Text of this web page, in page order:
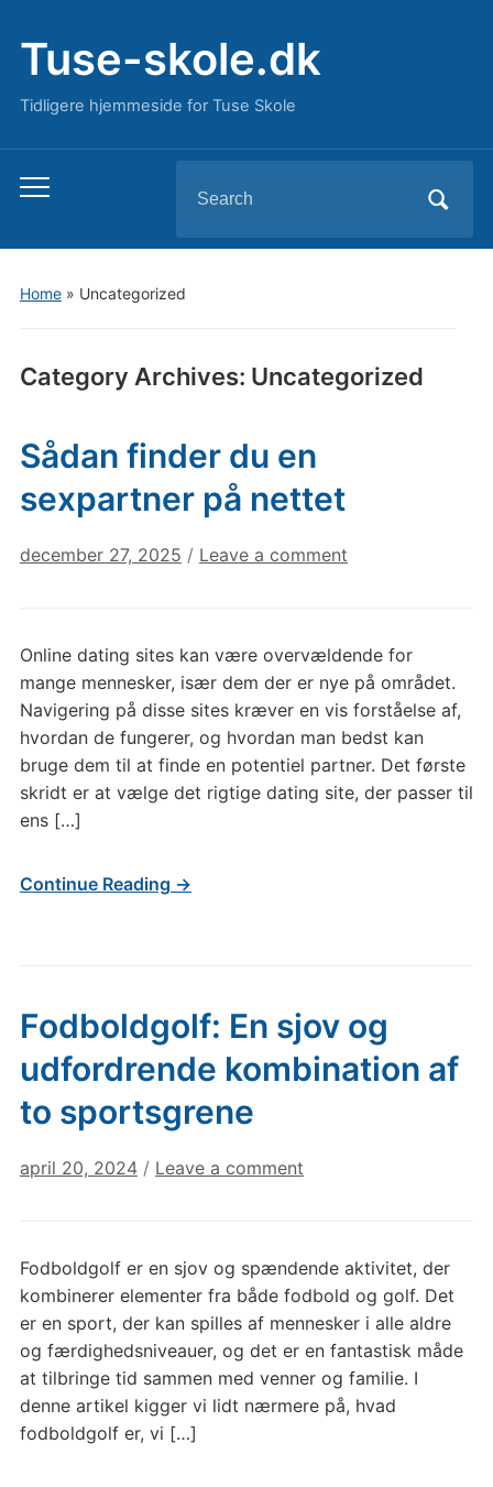
Tuse-skole.dk
Tidligere hjemmeside for Tuse Skole
Toggle
menu
for:
Home» Uncategorized
Category Archives: Uncategorized
Sådan finder du en
sexpartner på nettet
december 27, 2025 / Leave a comment
Online dating sites kan være overvældende for
mange mennesker, især dem der er nye på området.
Navigering på disse sites kræver en vis forståelse af,
hvordan de fungerer, og hvordan man bedst kan
bruge dem til at finde en potentiel partner. Det første
skridt er at vælge det rigtige dating site, der passer til
ens […]
Continue Reading →
Fodboldgolf: En sjov og
udfordrende kombination af
to sportsgrene
april 20, 2024 / Leave a comment
Fodboldgolf er en sjov og spændende aktivitet, der
kombinerer elementer fra både fodbold og golf. Det
er en sport, der kan spilles af mennesker i alle aldre
og færdighedsniveauer, og det er en fantastisk måde
at tilbringe tid sammen med venner og familie. I
denne artikel kigger vi lidt nærmere på, hvad
fodboldgolf er, vi […]